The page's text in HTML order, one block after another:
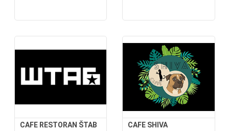
CAFE RESTORAN ŠTAB CAFE SHIVA